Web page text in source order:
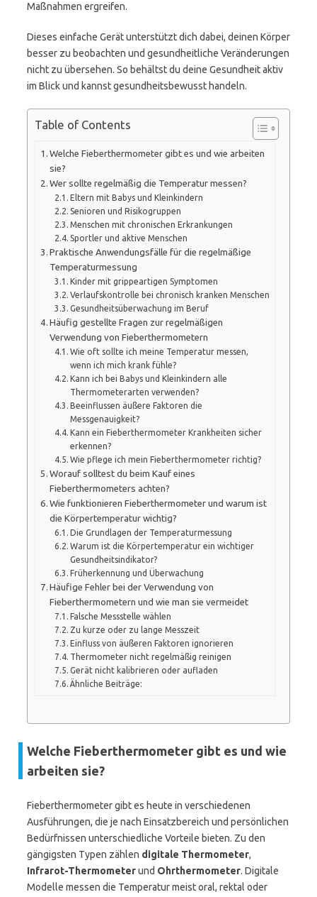
Maßnahmen ergreifen.
Dieses einfache Gerät unterstützt dich dabei, deinen Körper
besser zu beobachten und gesundheitliche Veränderungen
nicht zu übersehen. So behältst du deine Gesundheit aktiv
im Blick und kannst gesundheitsbewusst handeln.
Table of Contents
Welche Fieberthermometer gibt es und wie arbeiten
sie?
Wer sollte regelmäßig die Temperatur messen?
Eltern mit Babys und Kleinkindern
Senioren und Risikogruppen
Menschen mit chronischen Erkrankungen
Sportler und aktive Menschen
Praktische Anwendungsfälle für die regelmäßige
Temperaturmessung
Kinder mit grippeartigen Symptomen
Verlaufskontrolle bei chronisch kranken Menschen
Gesundheitsüberwachung im Beruf
Häufig gestellte Fragen zur regelmäßigen
Verwendung von Fieberthermometern
Wie oft sollte ich meine Temperatur messen,
wenn ich mich krank fühle?
Kann ich bei Babys und Kleinkindern alle
Thermometerarten verwenden?
Beeinflussen äußere Faktoren die
Messgenauigkeit?
Kann ein Fieberthermometer Krankheiten sicher
erkennen?
Wie pflege ich mein Fieberthermometer richtig?
Worauf solltest du beim Kauf eines
Fieberthermometers achten?
Wie funktionieren Fieberthermometer und warum ist
die Körpertemperatur wichtig?
Die Grundlagen der Temperaturmessung
Warum ist die Körpertemperatur ein wichtiger
Gesundheitsindikator?
Früherkennung und Überwachung
Häufige Fehler bei der Verwendung von
Fieberthermometern und wie man sie vermeidet
Falsche Messstelle wählen
Zu kurze oder zu lange Messzeit
Einfluss von äußeren Faktoren ignorieren
Thermometer nicht regelmäßig reinigen
Gerät nicht kalibrieren oder aufladen
Ähnliche Beiträge:
Welche Fieberthermometer gibt es und wie
arbeiten sie?
Fieberthermometer gibt es heute in verschiedenen
Ausführungen, die je nach Einsatzbereich und persönlichen
Bedürfnissen unterschiedliche Vorteile bieten. Zu den
gängigsten Typen zählen digitale Thermometer,
Infrarot-Thermometerund Ohrthermometer. Digitale
Modelle messen die Temperatur meist oral, rektal oder